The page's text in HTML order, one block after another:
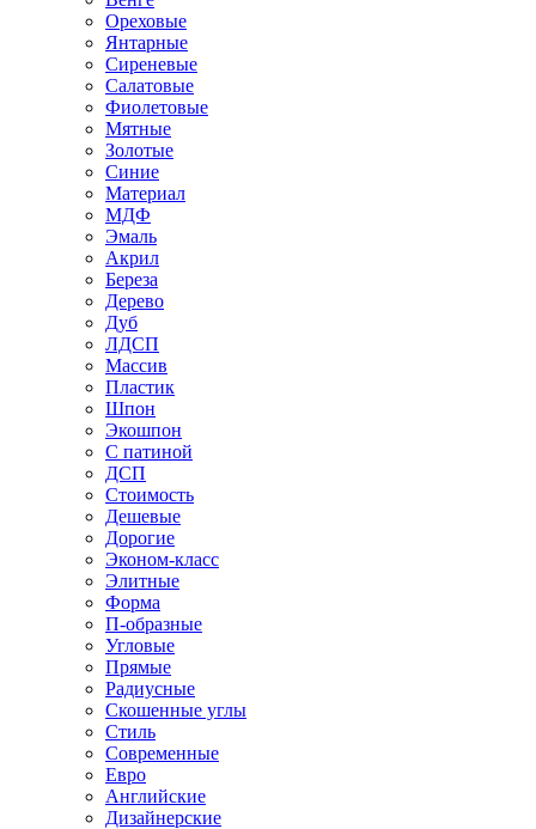
Ореховые
Янтарные
Сиреневые
Салатовые
Фиолетовые
Мятные
Золотые
Синие
Материал
МДФ
Эмаль
Акрил
Береза
Дерево
Дуб
ЛДСП
Массив
Пластик
Шпон
Экошпон
С патиной
ДСП
Стоимость
Дешевые
Дорогие
Эконом-класс
Элитные
Форма
П-образные
Угловые
Прямые
Радиусные
Скошенные углы
Стиль
Современные
Евро
Английские
Дизайнерские